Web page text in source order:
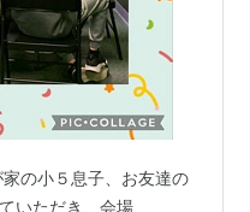
の小５息子、お友達の
いただき、会場